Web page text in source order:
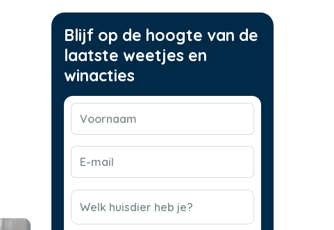
Blijf op de hoogte van de
laatste weetjes en
winacties
Voornaam
E-
mail
CAPTCHA
Welk huisdier heb je?